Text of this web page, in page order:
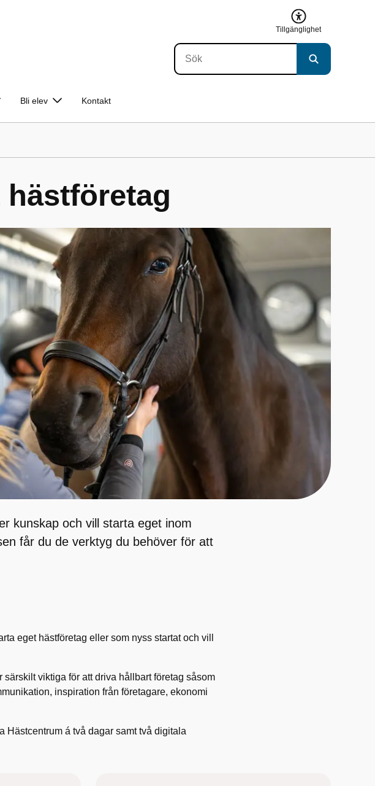
Tillgänglighet
Bli elev Kontakt
hästföretag
kunskap och vill starta eget inom
får du de verktyg du behöver för att
eget hästföretag eller som nyss startat och vill
särskilt viktiga för att driva hållbart företag såsom
inspiration från företagare, ekonomi
Hästcentrum á två dagar samt två digitala